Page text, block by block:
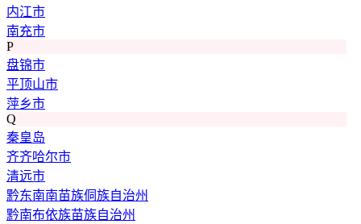
内江市
南充市
P
盘锦市
平顶山市
萍乡市
Q
秦皇岛
齐齐哈尔市
清远市
黔东南南苗族侗族自治州
黔南布依族苗族自治州